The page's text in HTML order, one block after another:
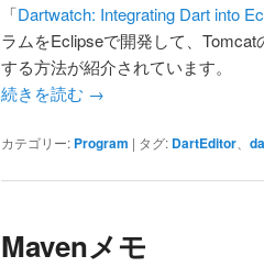
「Dartwatch: Integrating Dart into
ラムをEclipseで開発して、
する方法が紹介されています。
続きを読む →
カテゴリー: Program | タグ: DartEditor
Mavenメモ